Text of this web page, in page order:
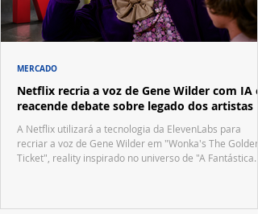
Netflix recria a voz de Gene Wilder com IA e
reacende debate sobre legado dos artistas
A Netflix utilizará a tecnologia da ElevenLabs para
recriar a voz de Gene Wilder em "Wonka's The Golden
Ticket", reality inspirado no universo de "A Fantástica
MERCADO